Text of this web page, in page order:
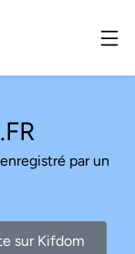
par un
sur Kifdom